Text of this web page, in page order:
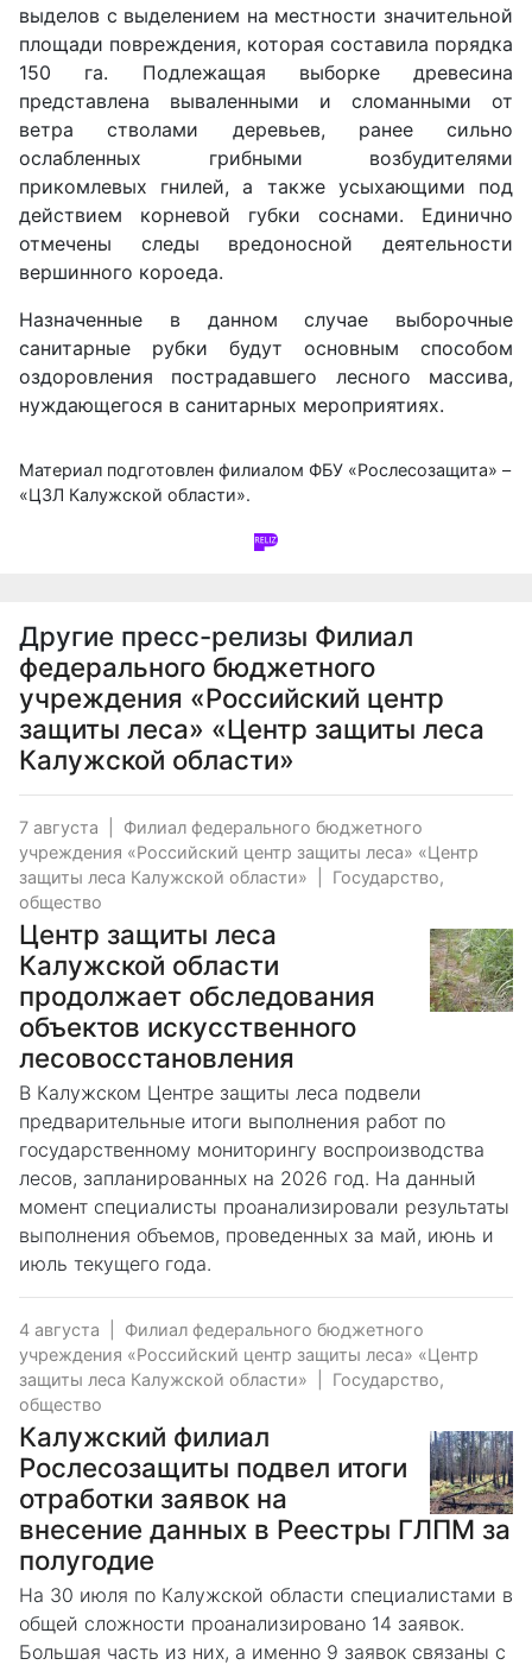
выделов с выделением на местности значительной
площади повреждения, которая составила порядка
150 га. Подлежащая выборке древесина
представлена вываленными и сломанными от
ветра стволами деревьев, ранее сильно
ослабленных грибными возбудителями
прикомлевых гнилей, а также усыхающими под
действием корневой губки соснами. Единично
отмечены следы вредоносной деятельности
вершинного короеда.
Назначенные в данном случае выборочные
санитарные рубки будут основным способом
оздоровления пострадавшего лесного массива,
нуждающегося в санитарных мероприятиях.
Материал подготовлен филиалом ФБУ «Рослесозащита» –
«ЦЗЛ Калужской области».
Другие пресс-релизы Филиал
федерального бюджетного
учреждения «Российский центр
защиты леса» «Центр защиты леса
Калужской области»
7 августа
Филиал федерального бюджетного
учреждения «Российский центр защиты леса» «Центр
защиты леса Калужской области»
Государство,
общество
Центр защиты леса
Калужской области
продолжает обследования
объектов искусственного
лесовосстановления
В Калужском Центре защиты леса подвели
предварительные итоги выполнения работ по
государственному мониторингу воспроизводства
лесов, запланированных на 2026 год. На данный
момент специалисты проанализировали результаты
выполнения объемов, проведенных за май, июнь и
июль текущего года.
4 августа
Филиал федерального бюджетного
учреждения «Российский центр защиты леса» «Центр
защиты леса Калужской области»
Государство,
общество
Калужский филиал
Рослесозащиты подвел итоги
отработки заявок на
внесение данных в Реестры ГЛПМ за
полугодие
На 30 июля по Калужской области специалистами в
общей сложности проанализировано 14 заявок.
Большая часть из них, а именно 9 заявок связаны с